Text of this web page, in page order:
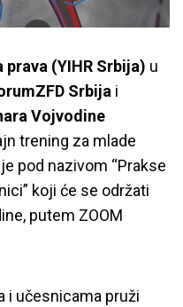
(YIHR Srbija) u
Srbija i
Vojvodine
trening za mlade
pod nazivom “Prakse
koji će se održati
putem ZOOM
i učesnicama pruži